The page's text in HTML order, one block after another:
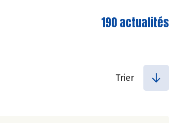
190 actualités
Trier